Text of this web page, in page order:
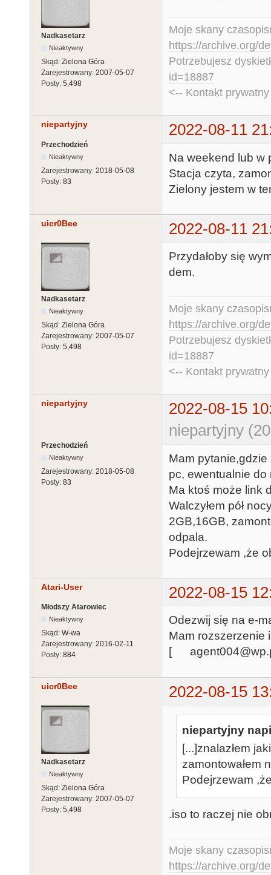
Nadkasetarz
Nieaktywny
Skąd: Zielona Góra
Zarejestrowany: 2007-05-07
Posty: 5,498
Moje skany
https://archive.org/
Potrzebujesz
id=18887
<-- Kontakt
niepartyjny 2022-08-11
Przechodzień
Nieaktywny
Zarejestrowany: 2018-05-08
Posty: 83
Na weekend lub w
Stacja czyta,
Zielony jestem w
uicr0Bee 2022-08-11
Nadkasetarz
Nieaktywny
Skąd: Zielona Góra
Zarejestrowany: 2007-05-07
Posty: 5,498
Przydałoby się
dem.
Moje skany
https://archive.org/
Potrzebujesz
id=18887
<-- Kontakt
niepartyjny
2022-08-15
niepartyjny
Przechodzień
Nieaktywny
Zarejestrowany: 2018-05-08
Posty: 83
Mam
pc, ewentualnie do
Ma ktoś może link
Walczyłem pół
2GB,16GB,
odpala.
Podejrzewam ,że
Atari-User 2022-08-15
Młodszy Atarowiec
Nieaktywny
Skąd: W-wa
Zarejestrowany: 2016-02-11
Posty: 884
Odezwij się na e-
Mam rozszerzenie
[
uicr0Bee 2022-08-15
Nadkasetarz
Nieaktywny
Skąd: Zielona Góra
Zarejestrowany: 2007-05-07
Posty: 5,498
niepartyjny
[...]znalazłem
zamontowałem
Podejrzewam
.iso to raczej nie
Moje skany
https://archive.org/